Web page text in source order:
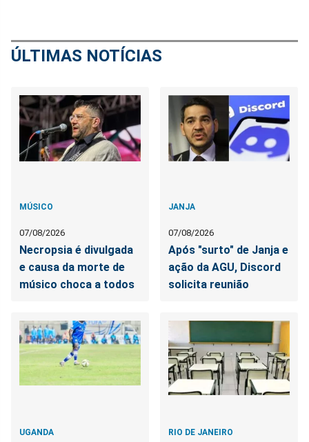
ÚLTIMAS NOTÍCIAS
MÚSICO
07/08/2026
Necropsia é divulgada
e causa da morte de
músico choca a todos
JANJA
07/08/2026
Após "surto" de Janja e
ação da AGU, Discord
solicita reunião
UGANDA RIO DE JANEIRO